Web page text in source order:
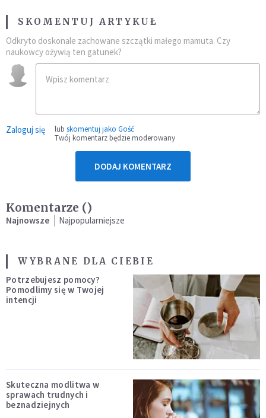
SKOMENTUJ ARTYKUŁ
Odkryto doskonale zachowane szczątki małego mamuta. Czy
naukowcy ożywią ten gatunek?
Zaloguj się lub skomentuj jako Gość
Twój komentarz będzie moderowany
DODAJ KOMENTARZ
Komentarze ()
Najnowsze Najpopularniejsze
WYBRANE DLA CIEBIE
Potrzebujesz pomocy?
Pomodlimy się w Twojej
intencji
Skuteczna modlitwa w
sprawach trudnych i
beznadziejnych